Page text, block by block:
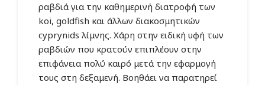
ραβδιά για την καθημερινή διατροφή των
koi, goldfish και άλλων διακοσμητικών
cyprynids λίμνης. Χάρη στην ειδική υφή των
ραβδιών που κρατούν επιπλέουν στην
επιφάνεια πολύ καιρό μετά την εφαρμογή
τους στη δεξαμενή. Βοηθάει να παρατηρεί